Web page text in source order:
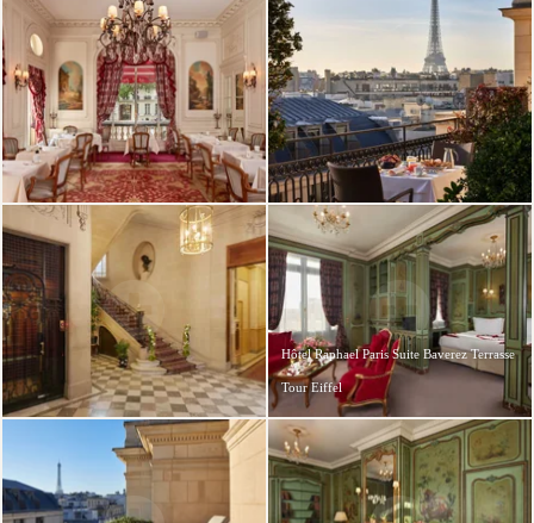
Hôtel Raphael Paris Suite Baverez Terrasse
Tour Eiffel